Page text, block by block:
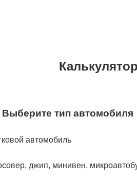
Выберите тип автомобиля
автомобиль
джип, минивен,